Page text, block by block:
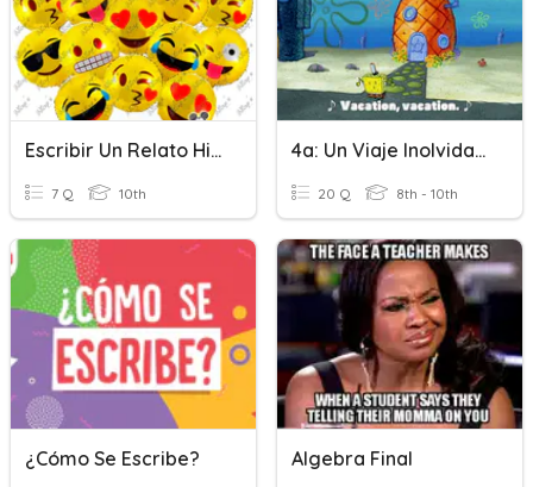
Escribir Un Relato Histórico
7 Q 10th
4a: Un Viaje Inolvidable
20 Q 8th - 10th
¿Cómo Se Escribe? Algebra Final